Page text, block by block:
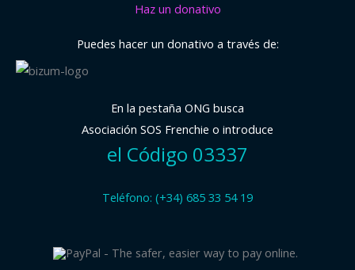
Haz un donativo
Puedes hacer un donativo a través de:
En la pestaña ONG busca
Asociación SOS Frenchie o introduce
el Código 03337
Teléfono: (+34) 685 33 54 19